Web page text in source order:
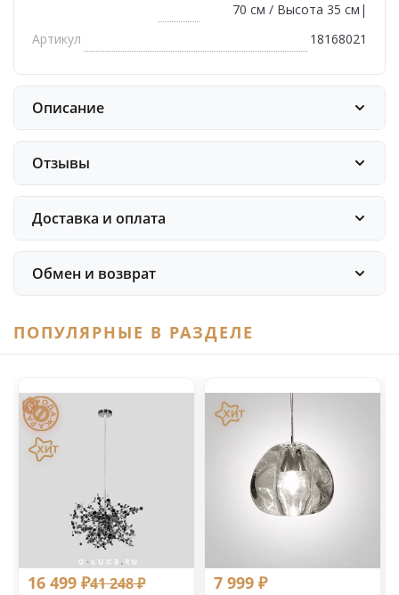
70 см / Высота 35 см|
Артикул
18168021
Описание
Отзывы
Доставка и оплата
Обмен и возврат
ПОПУЛЯРНЫЕ В РАЗДЕЛЕ
16 499 ₽41 248 ₽ 7 999 ₽